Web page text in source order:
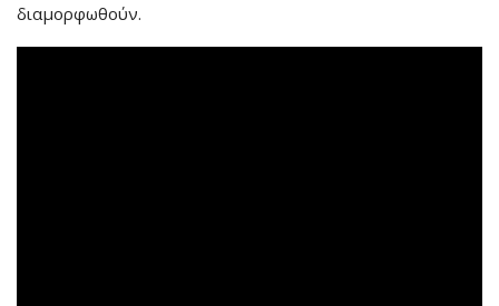
διαμορφωθούν.